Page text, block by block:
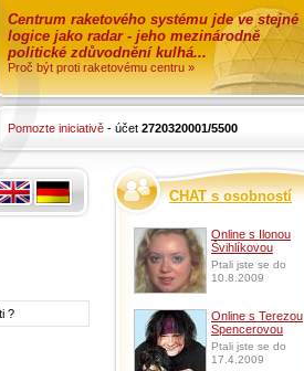
Centrum raketového systému jde ve stejné
logice jako radar - jeho mezinárodně
politické zdůvodnění kulhá...
Proč být proti raketovému centru »
Pomozte iniciativě - účet 2720320001/5500
?
CHAT s osobností
Online s Ilonou
Švihlíkovou
Ptali jste se do
10.8.2009
Online s Terezou
Spencerovou
Ptali jste se do
17.4.2009